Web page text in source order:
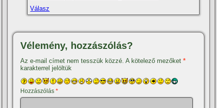
Válasz
Vélemény, hozzászólás?
Az e-mail címet nem tesszük közzé. A kötelező mezőket*
karakterrel jelöltük
Hozzászólás*